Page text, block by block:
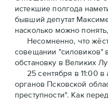
истекшие полгода
бывший депутат
насколько можно
Несомненно, что
совещании "силовиков"
обстановку в Великих
25 сентября в 11:00 в
органов Псковской
преступности". Как